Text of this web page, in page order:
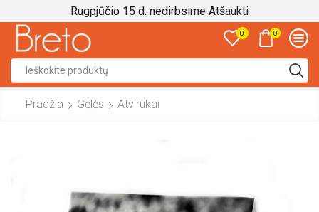
Rugpjūčio 15 d. nedirbsime Atšaukti
0 0
input
Pradžia Gėlės Atvirukai